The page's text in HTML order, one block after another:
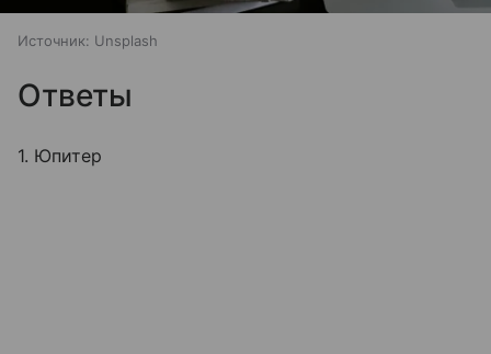
Источник: Unsplash
Ответы
1. Юпитер